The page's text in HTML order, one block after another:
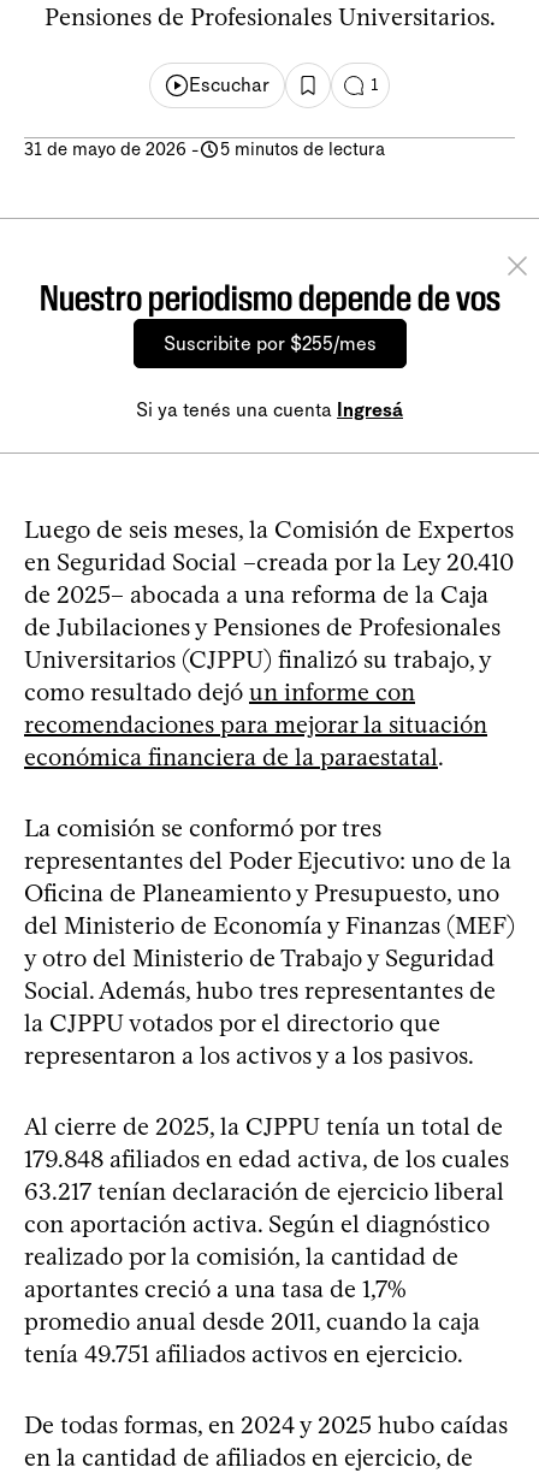
Pensiones de Profesionales Universitarios.
Escuchar 1
31 de mayo de 2026 - 5 minutos de lectura
Nuestro periodismo depende de vos
Suscribite por $255/mes
Si ya tenés una cuenta Ingresá
Luego de seis meses, la Comisión de Expertos
en Seguridad Social –creada por la Ley 20.410
de 2025– abocada a una reforma de la Caja
de Jubilaciones y Pensiones de Profesionales
Universitarios (CJPPU) finalizó su trabajo, y
como resultado dejó un informe con
recomendaciones para mejorar la situación
económica financiera de la paraestatal.
La comisión se conformó por tres
representantes del Poder Ejecutivo: uno de la
Oficina de Planeamiento y Presupuesto, uno
del Ministerio de Economía y Finanzas (MEF)
y otro del Ministerio de Trabajo y Seguridad
Social. Además, hubo tres representantes de
la CJPPU votados por el directorio que
representaron a los activos y a los pasivos.
Al cierre de 2025, la CJPPU tenía un total de
179.848 afiliados en edad activa, de los cuales
63.217 tenían declaración de ejercicio liberal
con aportación activa. Según el diagnóstico
realizado por la comisión, la cantidad de
aportantes creció a una tasa de 1,7%
promedio anual desde 2011, cuando la caja
tenía 49.751 afiliados activos en ejercicio.
De todas formas, en 2024 y 2025 hubo caídas
en la cantidad de afiliados en ejercicio, de